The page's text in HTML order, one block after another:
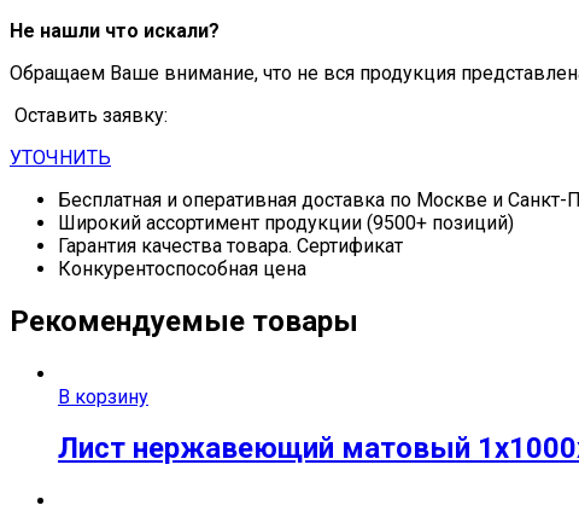
Не нашли что искали?
Обращаем Ваше внимание, что не вся продукция
Оставить заявку:
УТОЧНИТЬ
Бесплатная и оперативная доставка по Москве и Санкт-
Широкий ассортимент продукции (9500+ позиций)
Гарантия качества товара. Сертификат
Конкурентоспособная цена
Рекомендуемые товары
В корзину
Лист нержавеющий матовый